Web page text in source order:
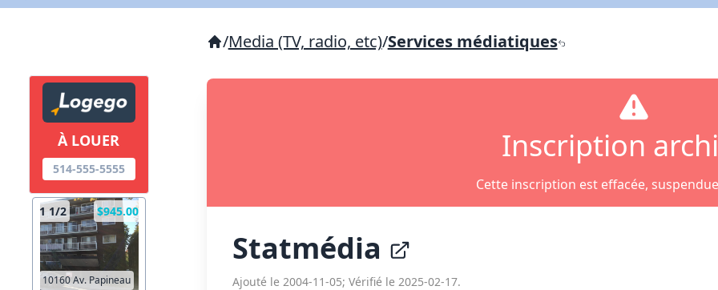
À LOUER
514-555-5555
1 1/2 $945.00
10160 Av. Papineau
/Media (TV, radio, etc)/Services médiatiques
Inscription
Cette inscription est effacée,
Statmédia
Ajouté le 2004-11-05; Vérifié le 2025-02-17.
X Fermer